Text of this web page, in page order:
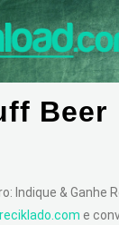
Beer
Indique & Ganhe
e